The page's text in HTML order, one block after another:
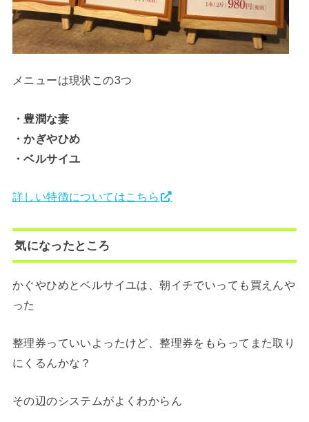
メニューは現状この3つ
・豊潤な妻
・かぎやひめ
・ベルサイユ
詳しい特徴についてはこちら
気になったところ
かぐやひめとベルサイユは、朝イチでいっても買えんや
った
整理券っていいよったけど、整理券をもらってまた取り
にくるんかな？
その辺のシステムがよくわからん